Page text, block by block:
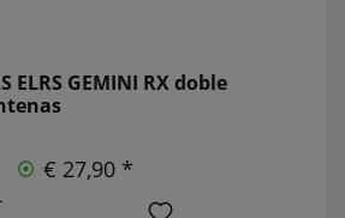
ELRS GEMINI RX doble
€ 27,90 *